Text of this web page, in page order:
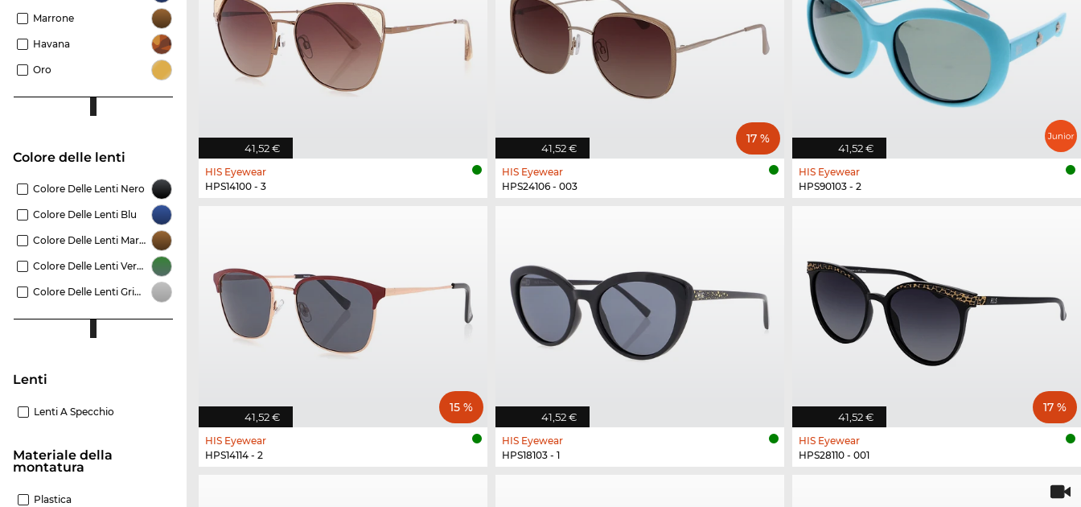
Marrone
Havana
Oro
Colore delle lenti
Colore Delle Lenti Nero
Colore Delle Lenti Blu
Colore Delle Lenti Marrone
Colore Delle Lenti Verde
Colore Delle Lenti Grigio
Lenti
Lenti A Specchio
Materiale della
montatura
Plastica
41,52 €
HIS Eyewear
HPS14100 - 3
41,52 €
17 %
HIS Eyewear
HPS24106 - 003
41,52 €
HIS Eyewear
HPS90103 - 2
41,52 €
15 %
HIS Eyewear
HPS14114 - 2
41,52 €
HIS Eyewear
HPS18103 - 1
41,52 €
17 %
HIS Eyewear
HPS28110 - 001